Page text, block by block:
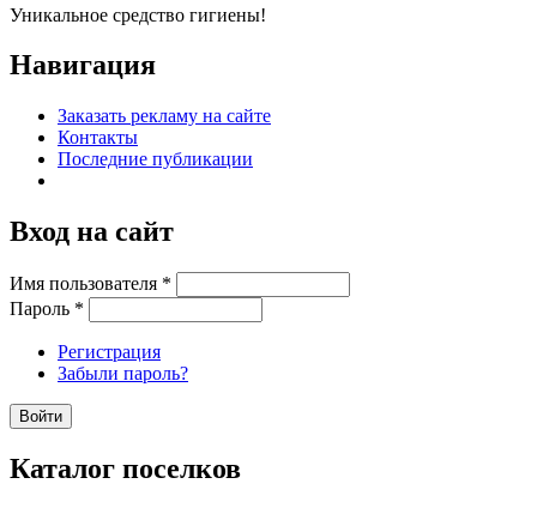
Уникальное средство гигиены!
Навигация
Заказать рекламу на сайте
Контакты
Последние публикации
Вход на сайт
Имя пользователя *
Пароль *
Регистрация
Забыли пароль?
Каталог поселков